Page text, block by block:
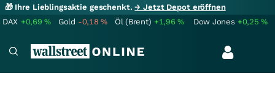
🎁 Ihre Lieblingsaktie geschenkt.→ Jetzt Depot eröffnen
DAX +0,69% Gold -0,18% Öl (Brent) +1,96% Dow Jones +0,25%